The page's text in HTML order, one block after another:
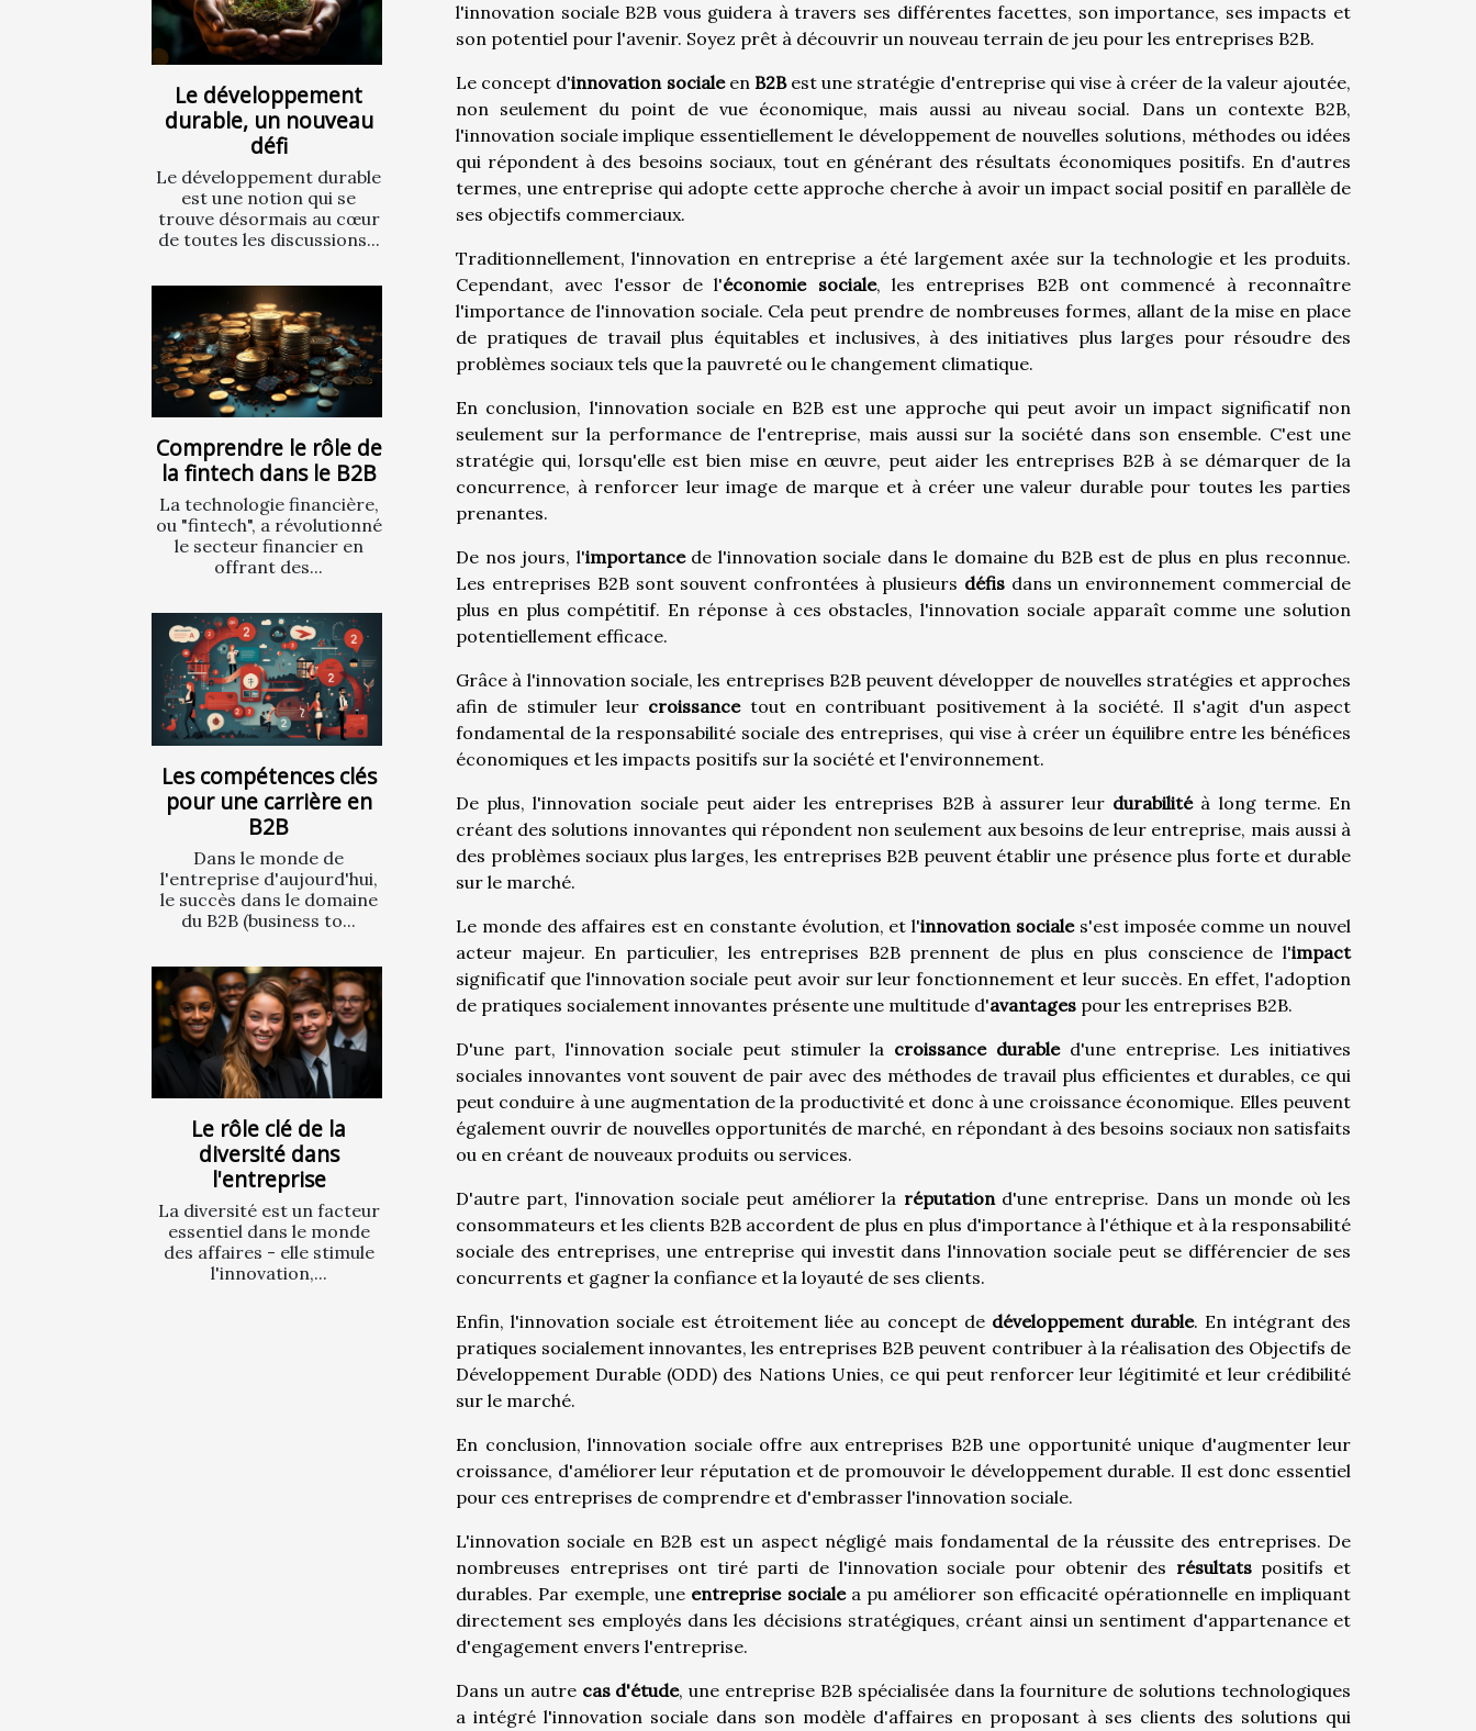
Le développement
durable, un nouveau
défi
Le développement durable
est une notion qui se
trouve désormais au cœur
de toutes les discussions...
Comprendre le rôle de
la fintech dans le B2B
La technologie financière,
ou "fintech", a révolutionné
le secteur financier en
offrant des...
Les compétences clés
pour une carrière en
B2B
Dans le monde de
l'entreprise d'aujourd'hui,
le succès dans le domaine
du B2B (business to...
Le rôle clé de la
diversité dans
l'entreprise
La diversité est un facteur
essentiel dans le monde
des affaires - elle stimule
l'innovation,...
l'innovation sociale B2B vous guidera à travers ses différentes facettes, son importance, ses impacts et
son potentiel pour l'avenir. Soyez prêt à découvrir un nouveau terrain de jeu pour les entreprises B2B.
Le concept d'innovation socialeen B2Best une stratégie d'entreprise qui vise à créer de la valeur ajoutée,
non seulement du point de vue économique, mais aussi au niveau social. Dans un contexte B2B,
l'innovation sociale implique essentiellement le développement de nouvelles solutions, méthodes ou idées
qui répondent à des besoins sociaux, tout en générant des résultats économiques positifs. En d'autres
termes, une entreprise qui adopte cette approche cherche à avoir un impact social positif en parallèle de
ses objectifs commerciaux.
Traditionnellement, l'innovation en entreprise a été largement axée sur la technologie et les produits.
Cependant, avec l'essor de l'économie sociale, les entreprises B2B ont commencé à reconnaître
l'importance de l'innovation sociale. Cela peut prendre de nombreuses formes, allant de la mise en place
de pratiques de travail plus équitables et inclusives, à des initiatives plus larges pour résoudre des
problèmes sociaux tels que la pauvreté ou le changement climatique.
En conclusion, l'innovation sociale en B2B est une approche qui peut avoir un impact significatif non
seulement sur la performance de l'entreprise, mais aussi sur la société dans son ensemble. C'est une
stratégie qui, lorsqu'elle est bien mise en œuvre, peut aider les entreprises B2B à se démarquer de la
concurrence, à renforcer leur image de marque et à créer une valeur durable pour toutes les parties
prenantes.
De nos jours, l'importancede l'innovation sociale dans le domaine du B2B est de plus en plus reconnue.
Les entreprises B2B sont souvent confrontées à plusieurs défisdans un environnement commercial de
plus en plus compétitif. En réponse à ces obstacles, l'innovation sociale apparaît comme une solution
potentiellement efficace.
Grâce à l'innovation sociale, les entreprises B2B peuvent développer de nouvelles stratégies et approches
afin de stimuler leur croissancetout en contribuant positivement à la société. Il s'agit d'un aspect
fondamental de la responsabilité sociale des entreprises, qui vise à créer un équilibre entre les bénéfices
économiques et les impacts positifs sur la société et l'environnement.
De plus, l'innovation sociale peut aider les entreprises B2B à assurer leur durabilitéà long terme. En
créant des solutions innovantes qui répondent non seulement aux besoins de leur entreprise, mais aussi à
des problèmes sociaux plus larges, les entreprises B2B peuvent établir une présence plus forte et durable
sur le marché.
Le monde des affaires est en constante évolution, et l'innovation sociales'est imposée comme un nouvel
acteur majeur. En particulier, les entreprises B2B prennent de plus en plus conscience de l'impact
significatif que l'innovation sociale peut avoir sur leur fonctionnement et leur succès. En effet, l'adoption
de pratiques socialement innovantes présente une multitude d'avantages pour les entreprises B2B.
D'une part, l'innovation sociale peut stimuler la croissance durabled'une entreprise. Les initiatives
sociales innovantes vont souvent de pair avec des méthodes de travail plus efficientes et durables, ce qui
peut conduire à une augmentation de la productivité et donc à une croissance économique. Elles peuvent
également ouvrir de nouvelles opportunités de marché, en répondant à des besoins sociaux non satisfaits
ou en créant de nouveaux produits ou services.
D'autre part, l'innovation sociale peut améliorer la réputationd'une entreprise. Dans un monde où les
consommateurs et les clients B2B accordent de plus en plus d'importance à l'éthique et à la responsabilité
sociale des entreprises, une entreprise qui investit dans l'innovation sociale peut se différencier de ses
concurrents et gagner la confiance et la loyauté de ses clients.
Enfin, l'innovation sociale est étroitement liée au concept de développement durable. En intégrant des
pratiques socialement innovantes, les entreprises B2B peuvent contribuer à la réalisation des Objectifs de
Développement Durable (ODD) des Nations Unies, ce qui peut renforcer leur légitimité et leur crédibilité
sur le marché.
En conclusion, l'innovation sociale offre aux entreprises B2B une opportunité unique d'augmenter leur
croissance, d'améliorer leur réputation et de promouvoir le développement durable. Il est donc essentiel
pour ces entreprises de comprendre et d'embrasser l'innovation sociale.
L'innovation sociale en B2B est un aspect négligé mais fondamental de la réussite des entreprises. De
nombreuses entreprises ont tiré parti de l'innovation sociale pour obtenir des résultatspositifs et
durables. Par exemple, une entreprise socialea pu améliorer son efficacité opérationnelle en impliquant
directement ses employés dans les décisions stratégiques, créant ainsi un sentiment d'appartenance et
d'engagement envers l'entreprise.
Dans un autre cas d'étude, une entreprise B2B spécialisée dans la fourniture de solutions technologiques
a intégré l'innovation sociale dans son modèle d'affaires en proposant à ses clients des solutions qui